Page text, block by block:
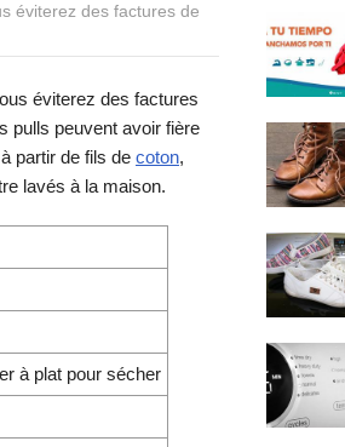
éviterez des factures de
éviterez des factures
pulls peuvent avoir fière
partir de fils de coton,
lavés à la maison.
à plat pour sécher